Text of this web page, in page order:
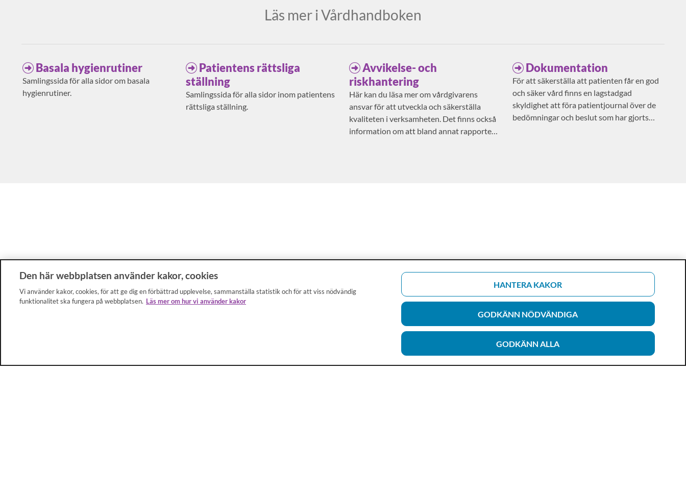
Läs mer i Vårdhandboken
Basala hygienrutiner
Samlingssida för alla sidor om basala
hygienrutiner.
Patientens rättsliga
ställning
Samlingssida för alla sidor inom patientens
rättsliga ställning.
Avvikelse- och
riskhantering
Här kan du läsa mer om vårdgivarens
ansvar för att utveckla och säkerställa
kvaliteten i verksamheten. Det finns också
information om att bland annat rapportera
Dokumentation
För att säkerställa att patienten får en god
och säker vård finns en lagstadgad
skyldighet att föra patientjournal över de
bedömningar och beslut som har gjorts
Den här webbplatsen använder kakor, cookies
Vi använder kakor, cookies, för att ge dig en förbättrad upplevelse, sammanställa statistik och för att viss nödvändig
funktionalitet ska fungera på webbplatsen. Läs mer om hur vi använder kakor
HANTERA KAKOR
GODKÄNN NÖDVÄNDIGA
GODKÄNN ALLA